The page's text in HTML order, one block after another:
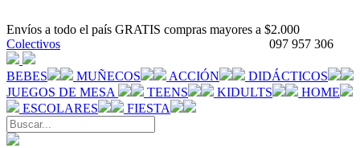
Envíos a todo el país GRATIS compras mayores a $2.000
097 957 306
Colectivos
BEBES MUÑECOS ACCIÓN
DIDÁCTICOS
JUEGOS DE MESA
TEENS KIDULTS
HOME
ESCOLARES
FIESTA